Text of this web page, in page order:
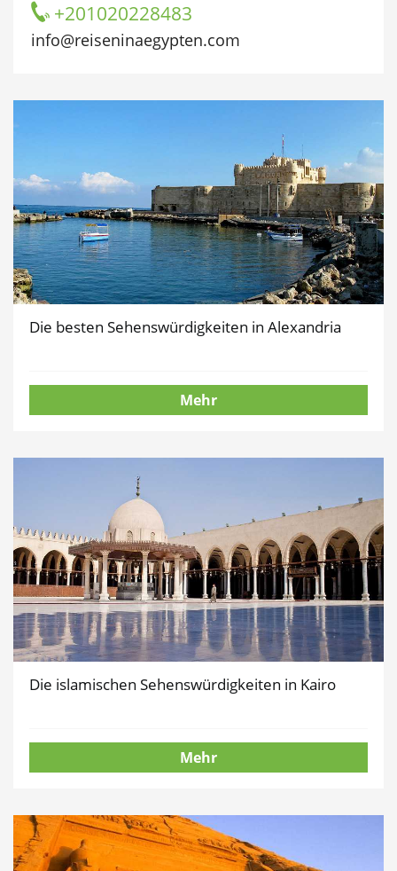
+201020228483
info@reiseninaegypten.com
Die besten Sehenswürdigkeiten in Alexandria
Mehr
Die islamischen Sehenswürdigkeiten in Kairo
Mehr